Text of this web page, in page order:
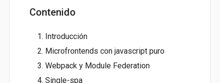
Contenido
1. Introducción
2. Microfrontends con javascript puro
3. Webpack y Module Federation
4. Single-spa